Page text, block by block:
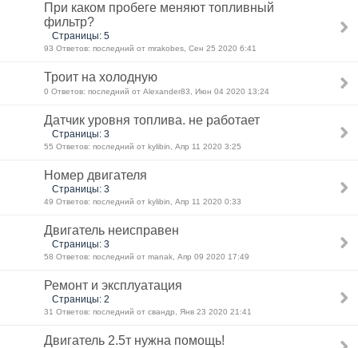
При каком пробеге меняют топливный
фильтр?
Страницы: 5
93 Ответов: последний от mrakobes, Сен 25 2020 6:41
Троит на холодную
0 Ответов: последний от Alexander83, Июн 04 2020 13:24
Датчик уровня топлива. не работает
Страницы: 3
55 Ответов: последний от kylibin, Апр 11 2020 3:25
Номер двигателя
Страницы: 3
49 Ответов: последний от kylibin, Апр 11 2020 0:33
Двигатель неисправен
Страницы: 3
58 Ответов: последний от manak, Апр 09 2020 17:49
Ремонт и эксплуатация
Страницы: 2
31 Ответов: последний от свандр, Янв 23 2020 21:41
Двигатель 2.5т нужна помощь!